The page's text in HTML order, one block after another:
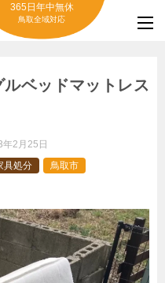
365日年中無休
鳥取全域対応
ルベッドマットレス
2月25日
具処分 鳥取市